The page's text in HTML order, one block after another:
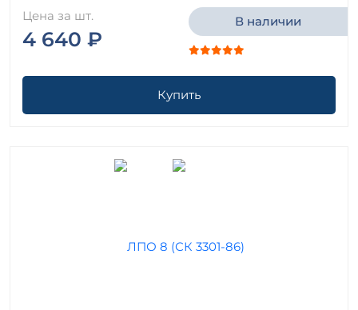
Цена за шт.
4 640 ₽
В наличии
Купить